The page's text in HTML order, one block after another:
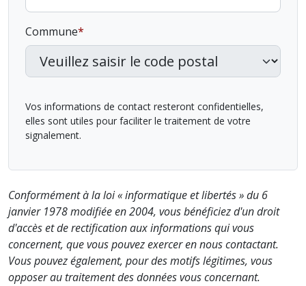
Commune
Vos informations de contact resteront confidentielles,
elles sont utiles pour faciliter le traitement de votre
signalement.
Conformément à la loi « informatique et libertés » du 6
janvier 1978 modifiée en 2004, vous bénéficiez d'un droit
d'accès et de rectification aux informations qui vous
concernent, que vous pouvez exercer en nous contactant.
Vous pouvez également, pour des motifs légitimes, vous
opposer au traitement des données vous concernant.